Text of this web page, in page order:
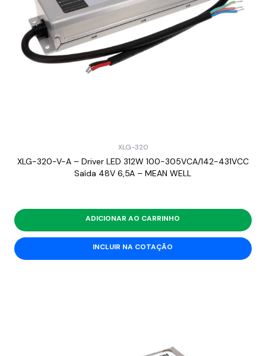
XLG-320
XLG-320-V-A – Driver LED 312W 100-305VCA/142-431VCC
Saída 48V 6,5A – MEAN WELL
ADICIONAR AO CARRINHO
INCLUIR NA COTAÇÃO